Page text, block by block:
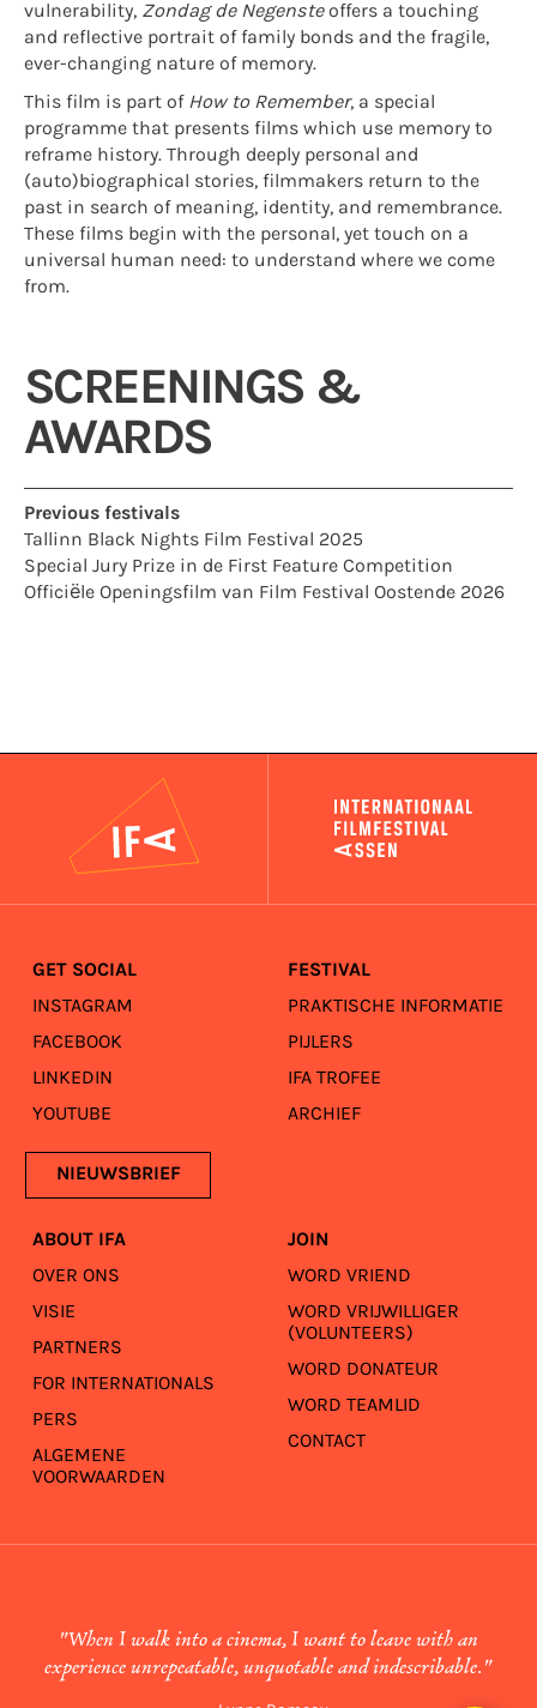
vulnerability, Zondag de Negensteoffers a touching
and reflective portrait of family bonds and the fragile,
ever-changing nature of memory.
This film is part of How to Remember, a special
programme that presents films which use memory to
reframe history. Through deeply personal and
(auto)biographical stories, filmmakers return to the
past in search of meaning, identity, and remembrance.
These films begin with the personal, yet touch on a
universal human need: to understand where we come
from.
SCREENINGS &
AWARDS
Previous festivals
Tallinn Black Nights Film Festival 2025
Special Jury Prize in de First Feature Competition
Officiële Openingsfilm van Film Festival Oostende 2026
GET SOCIAL
INSTAGRAM
FACEBOOK
LINKEDIN
YOUTUBE
NIEUWSBRIEF
FESTIVAL
PRAKTISCHE INFORMATIE
PIJLERS
IFA TROFEE
ARCHIEF
ABOUT IFA
OVER ONS
VISIE
PARTNERS
FOR INTERNATIONALS
PERS
ALGEMENE
VOORWAARDEN
JOIN
WORD VRIEND
WORD VRIJWILLIGER
(VOLUNTEERS)
WORD DONATEUR
WORD TEAMLID
CONTACT
"When I walk into a cinema, I want to leave with an
experience unrepeatable, unquotable and indescribable."